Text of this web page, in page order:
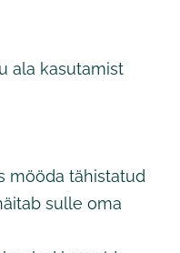
ala kasutamist
mööda tähistatud
sulle oma